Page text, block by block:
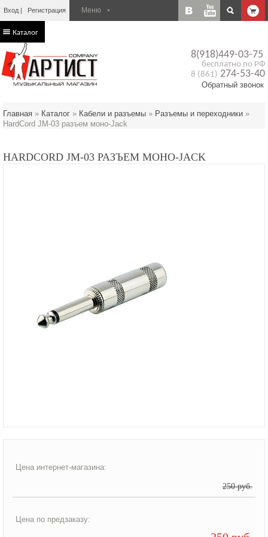
Вход Регистрация
8(918)449-03-75
бесплатно по РФ
8 (861) 274-53-40
Обратный звонок
Каталог
Главная » Каталог » Кабели и разъемы » Разъемы и переходники »
HardCord JM-03 разъем моно-Jack
HARDCORD JM-03 РАЗЪЕМ МОНО-JACK
Цена интернет-магазина:
250 руб.
Цена по предзаказу: